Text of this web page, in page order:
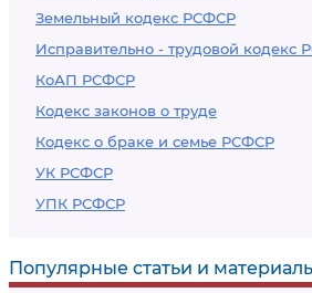
Земельный кодекс РСФСР
Исправительно - трудовой кодекс
КоАП РСФСР
Кодекс законов о труде
Кодекс о браке и семье РСФСР
УК РСФСР
УПК РСФСР
Популярные статьи и